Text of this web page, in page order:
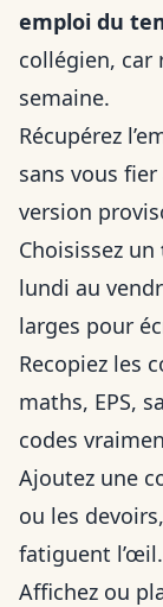
emploi du
collégien, car
semaine.
Récupérez
sans vous
version
Choisissez un
lundi au
larges pour
Recopiez les
maths, EPS,
codes
Ajoutez une
ou les
fatiguent l’œil.
Affichez ou